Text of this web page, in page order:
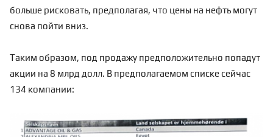
больше рисковать, предполагая, что цены на нефть могут
снова пойти вниз.
Таким образом, под продажу предположительно попадут
акции на 8 млрд долл. В предполагаемом списке сейчас
134 компании: